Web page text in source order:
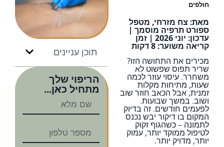
חולפים
מאת: צח מזרחי, מטפל
ספורט תרפיה מוסמך |
עדכון: יוני 2026 | זמן
קריאה משוער: 8 דקות
מכירים את התחושה הזו?
שריר תפוס שפשוט לא
משחרר. עיסוי עוזר לכמה
שעות, מתיחות מקלות
זמנית, אבל הכאב חוזר שוב
ושוב. במשך שבועות.
לפעמים חודשים. זה בדיוק
המקום בו דיקור יבש נכנס
לתמונה – כשהגוף זקוק
לטיפול ממוקד יותר, עמוק
יותר, מדויק יותר.
תוכן עניינים
הריפוי שלך
מתחיל כאן...